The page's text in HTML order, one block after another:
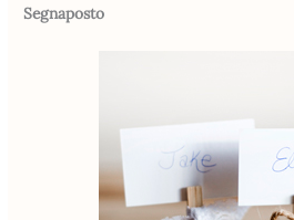
Segnaposto